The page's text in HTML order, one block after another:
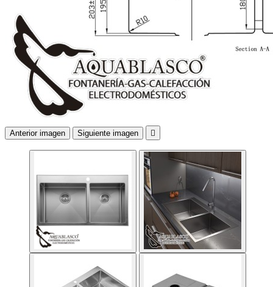
Anterior imagen Siguiente imagen 